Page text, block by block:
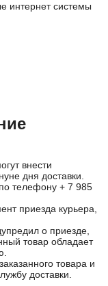
интернет системы
внести
дня доставки.
телефону + 7 985
приезда курьера,
о приезде,
товар обладает
товара и
доставки.